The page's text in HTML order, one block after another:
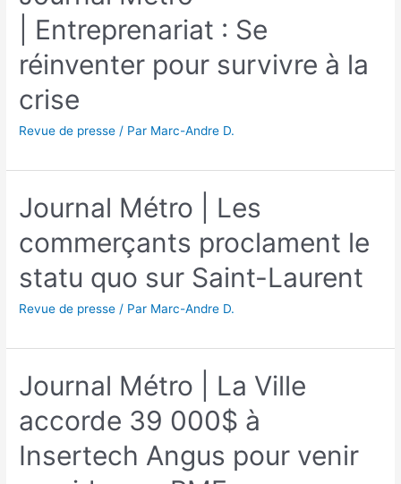
| Entreprenariat : Se
réinventer pour survivre à la
crise
Revue de presse / Par Marc-Andre D.
Journal Métro | Les
commerçants proclament le
statu quo sur Saint-Laurent
Revue de presse / Par Marc-Andre D.
Journal Métro | La Ville
accorde 39 000$ à
Insertech Angus pour venir